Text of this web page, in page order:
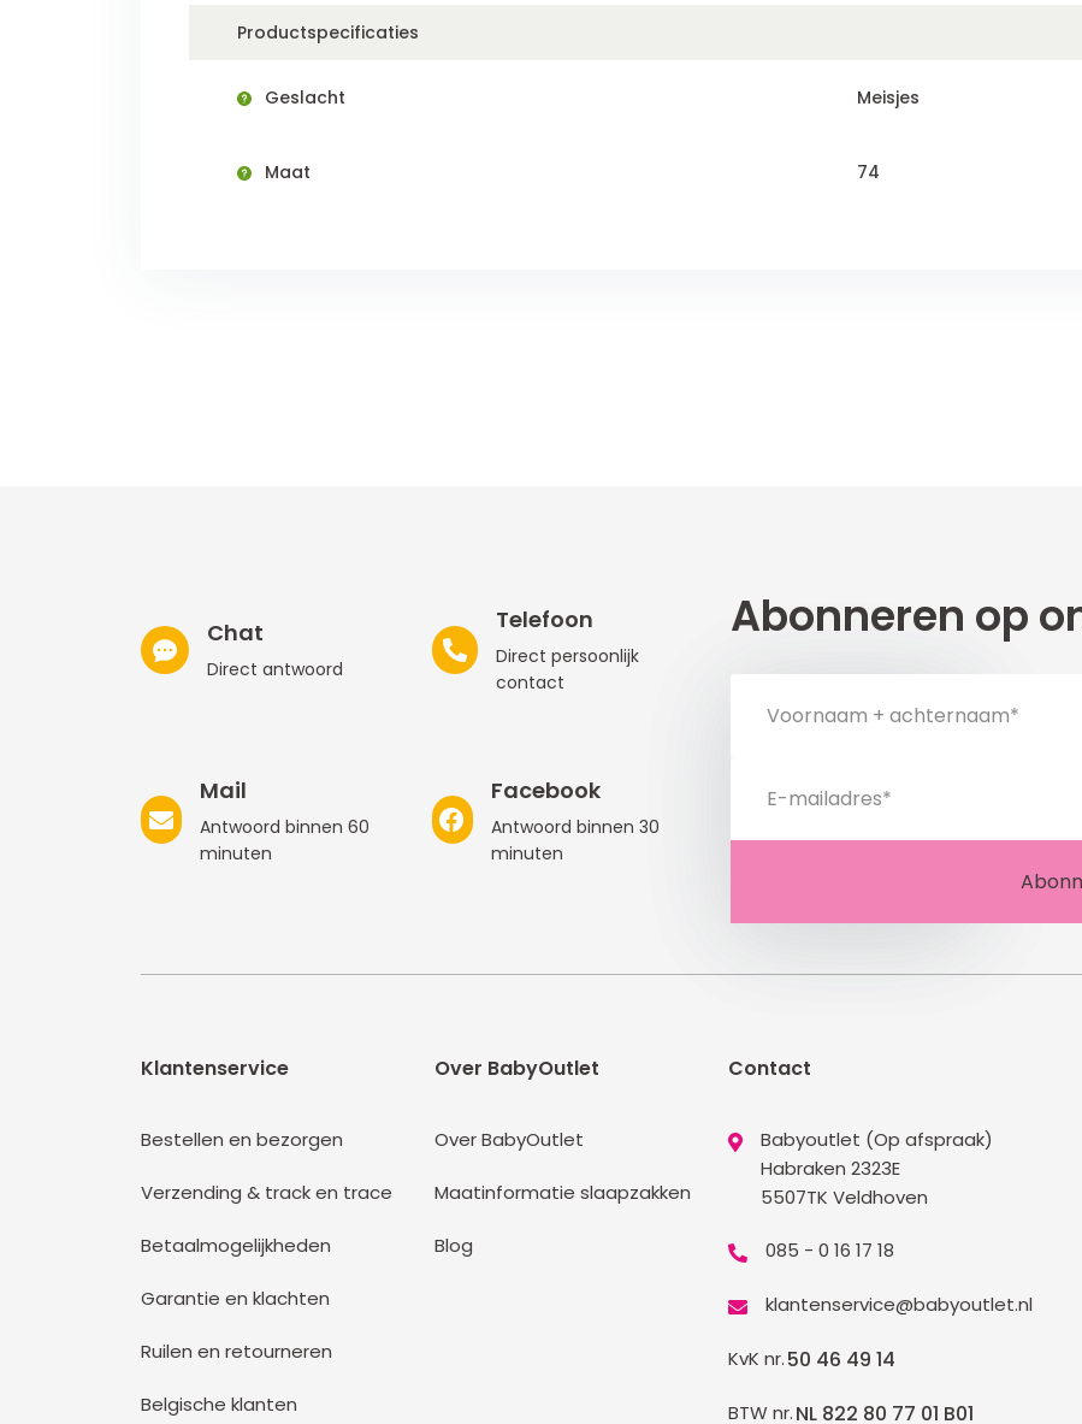
Productspecificaties
Geslacht Meisjes
Maat 74
Chat
Direct antwoord
Telefoon
Direct persoonlijk
contact
Mail
Antwoord binnen 60
minuten
Facebook
Antwoord binnen 30
minuten
Abonneren op
Klantenservice
Bestellen en bezorgen
Verzending & track en trace
Betaalmogelijkheden
Garantie en klachten
Ruilen en retourneren
Belgische klanten
Over BabyOutlet
Over BabyOutlet
Maatinformatie slaapzakken
Blog
Contact
Babyoutlet (Op afspraak)
Habraken 2323E
5507TK Veldhoven
085 - 0 16 17 18
klantenservice@babyoutlet.nl
KvK nr.50 46 49 14
BTW nr.NL 822 80 77 01 B01